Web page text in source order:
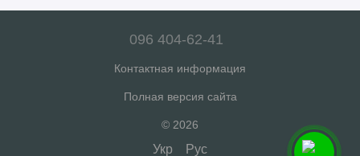
096 404-62-41
Контактная информация
Полная версия сайта
© 2026
Укр Рус